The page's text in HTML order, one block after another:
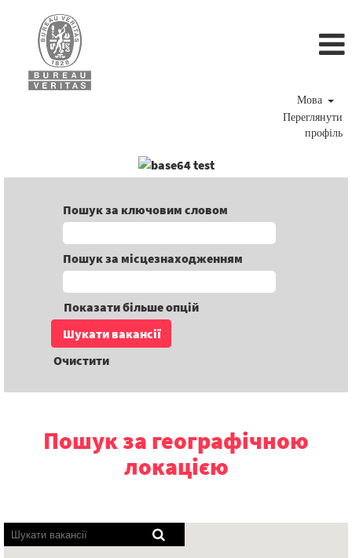
Мова
Переглянути
профіль
Пошук за ключовим словом
Пошук за місцезнаходженням
Показати більше опцій
Очистити
Пошук за географічною
локацією
Програми
озвучування